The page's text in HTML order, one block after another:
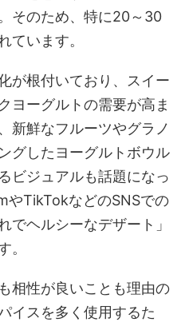
そのため、特に20～30
ています。
が根付いており、スイー
ヨーグルトの需要が高ま
新鮮なフルーツやグラノ
グしたヨーグルトボウル
ビジュアルも話題になっ
やTikTokなどのSNSでの
でヘルシーなデザート」
。
相性が良いことも理由の
イスを多く使用するた